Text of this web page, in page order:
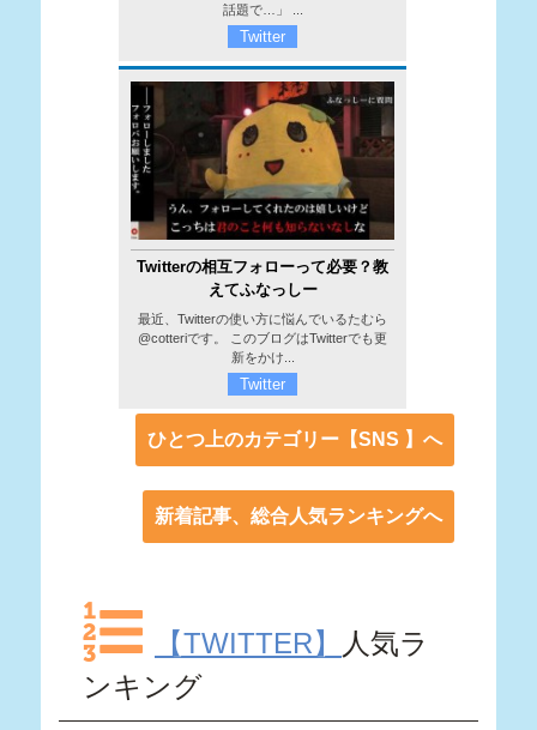
話題で…」 ...
Twitter
Twitterの相互フォローって必要？教
えてふなっしー
最近、Twitterの使い方に悩んでいるたむら
@cotteriです。 このブログはTwitterでも更
新をかけ...
Twitter
ひとつ上のカテゴリー【SNS 】へ
新着記事、総合人気ランキングへ
【TWITTER】
人気ラ
ンキング